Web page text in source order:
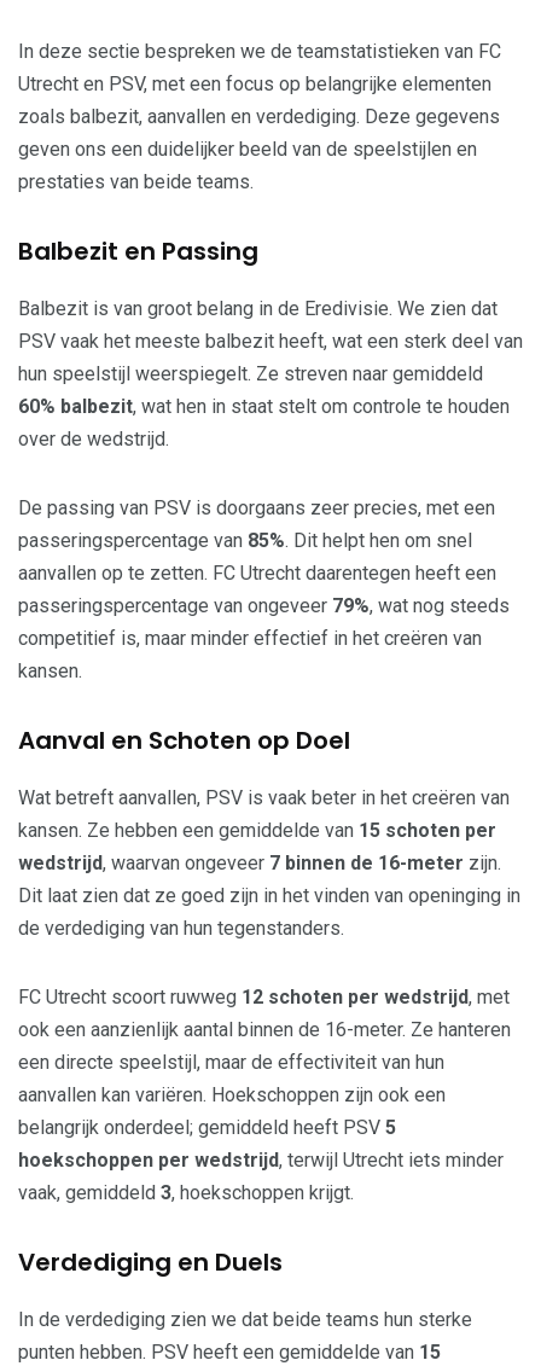
In deze sectie bespreken we de teamstatistieken van FC
Utrecht en PSV, met een focus op belangrijke elementen
zoals balbezit, aanvallen en verdediging. Deze gegevens
geven ons een duidelijker beeld van de speelstijlen en
prestaties van beide teams.
Balbezit en Passing
Balbezit is van groot belang in de Eredivisie. We zien dat
PSV vaak het meeste balbezit heeft, wat een sterk deel van
hun speelstijl weerspiegelt. Ze streven naar gemiddeld
60% balbezit, wat hen in staat stelt om controle te houden
over de wedstrijd.
De passing van PSV is doorgaans zeer precies, met een
passeringspercentage van 85%. Dit helpt hen om snel
aanvallen op te zetten. FC Utrecht daarentegen heeft een
passeringspercentage van ongeveer 79%, wat nog steeds
competitief is, maar minder effectief in het creëren van
kansen.
Aanval en Schoten op Doel
Wat betreft aanvallen, PSV is vaak beter in het creëren van
kansen. Ze hebben een gemiddelde van 15 schoten per
wedstrijd, waarvan ongeveer 7 binnen de 16-meter zijn.
Dit laat zien dat ze goed zijn in het vinden van openinging in
de verdediging van hun tegenstanders.
FC Utrecht scoort ruwweg 12 schoten per wedstrijd, met
ook een aanzienlijk aantal binnen de 16-meter. Ze hanteren
een directe speelstijl, maar de effectiviteit van hun
aanvallen kan variëren. Hoekschoppen zijn ook een
belangrijk onderdeel; gemiddeld heeft PSV 5
hoekschoppen per wedstrijd, terwijl Utrecht iets minder
vaak, gemiddeld 3, hoekschoppen krijgt.
Verdediging en Duels
In de verdediging zien we dat beide teams hun sterke
punten hebben. PSV heeft een gemiddelde van 15